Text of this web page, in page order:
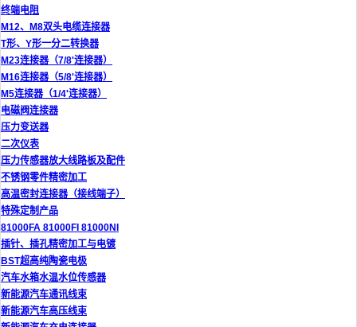
终端电阻
M12、M8双头电缆连接器
T形、Y形一分二转换器
M23连接器（7/8'连接器）
M16连接器（5/8'连接器）
M5连接器（1/4'连接器）
电磁阀连接器
压力变送器
二次仪表
压力传感器放大线路板及配件
不锈钢零件精密加工
高温密封连接器（接线端子）
特殊定制产品
81000FA 81000FI 81000NI
插针、插孔精密加工与电镀
BST超高纯陶瓷电极
汽车水箱水温水位传感器
新能源汽车通讯线束
新能源汽车高压线束